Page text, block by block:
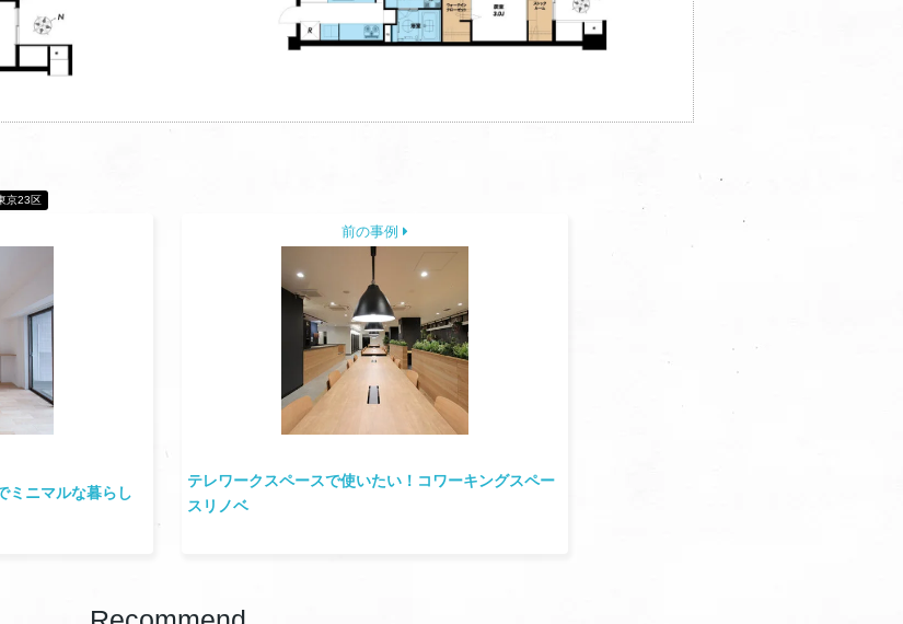
京23区
ニマルな暮らし
前の事例
テレワークスペースで使いたい！コワーキングスペー
スリノベ